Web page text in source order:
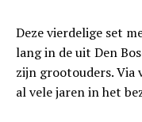
Deze vierdelige set
lang in de uit Den
zijn grootouders. Via
al vele jaren in het